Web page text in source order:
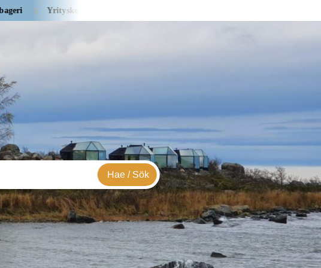
Yrityskuvassa S&J Creations – i företagsbild